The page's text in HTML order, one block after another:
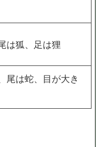
は狐、足は狸
尾は蛇、目が大き